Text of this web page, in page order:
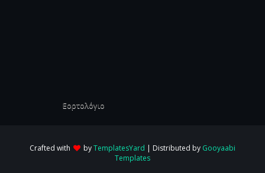
Εορτολόγιο
Crafted with byTemplatesYard | Distributed by Gooyaabi
Templates